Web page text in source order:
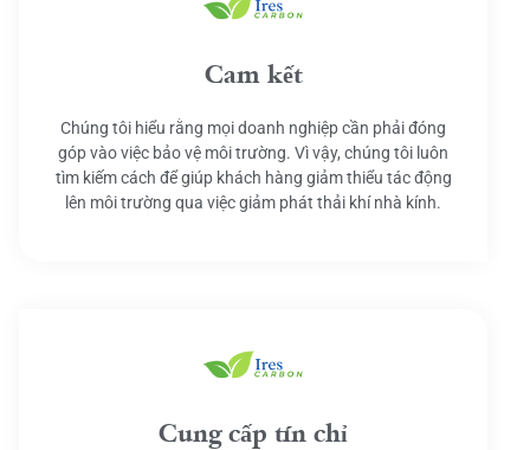
Cam kết
Chúng tôi hiểu rằng mọi doanh nghiệp cần phải đóng
góp vào việc bảo vệ môi trường. Vì vậy, chúng tôi luôn
tìm kiếm cách để giúp khách hàng giảm thiểu tác động
lên môi trường qua việc giảm phát thải khí nhà kính.
Cung cấp tín chỉ